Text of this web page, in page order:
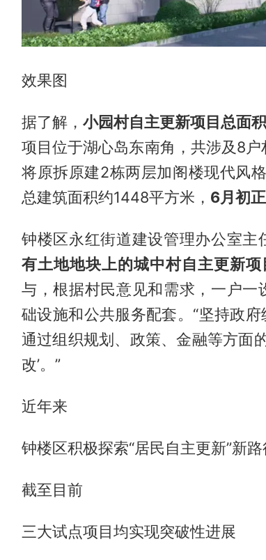
效果图
据了解，小园村自主更新项目总面
项目位于湖心岛东南角，共涉及8
将原拆原建2栋两层加阁楼现代风
总建筑面积约1448平方米， 6月初
钟楼区永红街道建设管理办公室主
有土地地块上的城中村自主更新项
与，根据村民意见和需求，一户
础设施和公共服务配套。“坚持政
通过组织规划、政策、金融等方面
改’。”
近年来
钟楼区积极探索“居民自主更新”新
截至目前
三大试点项目均实现突破性进展